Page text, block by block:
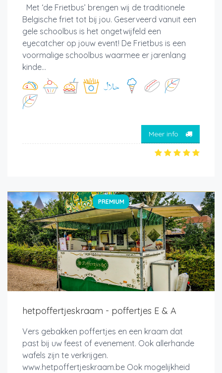
Met ‘de Frietbus’ brengen wij de traditionele
Belgische friet tot bij jou. Geserveerd vanuit een
gele schoolbus is het ongetwijfeld een
eyecatcher op jouw event! De Frietbus is een
voormalige schoolbus waarmee er jarenlang
kinde...
Meer info
PREMIUM
hetpoffertjeskraam - poffertjes E & A
Vers gebakken poffertjes en een kraam dat
past bij uw feest of evenement. Ook allerhande
wafels zijn te verkrijgen.
www.hetpoffertjeskraam.be Ook mogelijkheid